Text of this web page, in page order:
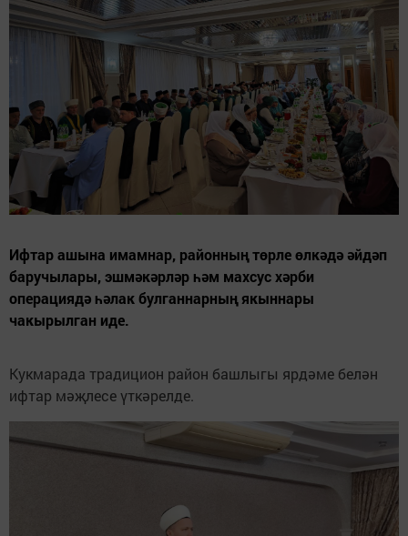
Ифтар ашына имамнар, районның төрле өлкәдә әйдәп
баручылары, эшмәкәрләр һәм махсус хәрби
операциядә һәлак булганнарның якыннары
чакырылган иде.
Кукмарада традицион район башлыгы ярдәме белән
ифтар мәҗлесе үткәрелде.